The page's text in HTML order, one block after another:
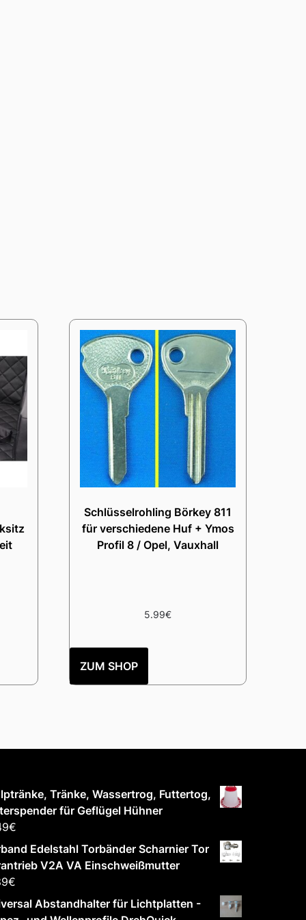
Schlüsselrohling Börkey 811
für verschiedene Huf + Ymos
Profil 8 / Opel, Vauxhall
5.99€
ZUM SHOP
Tränke, Wassertrog, Futtertog,
für Geflügel Hühner
€
Edelstahl Torbänder Scharnier Tor
V2A VA Einschweißmutter
€
Abstandhalter für Lichtplatten -